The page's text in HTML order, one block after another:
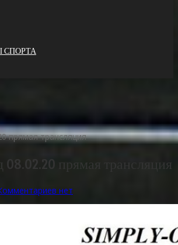
СПОРТА
прямая трансляция
прямая трансляция
нет